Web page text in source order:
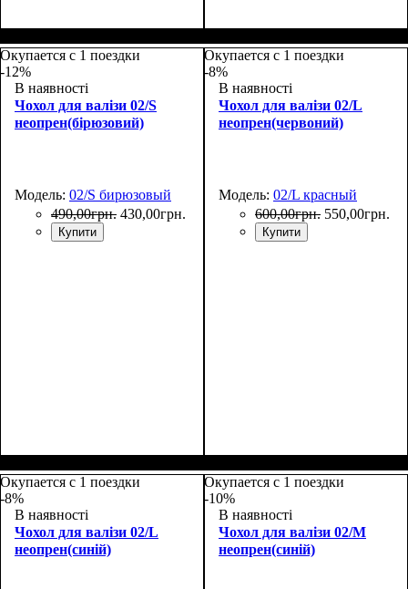
Окупается с 1 поездки
-12%
В наявності
Чохол для валізи 02/S
неопрен(бірюзовий)
Модель: 02/S бирюзовый
490,00грн. 430,00грн.
Купити
Окупается с 1 поездки
-8%
В наявності
Чохол для валізи 02/L
неопрен(червоний)
Модель: 02/L красный
600,00грн. 550,00грн.
Купити
Окупается с 1 поездки
-8%
В наявності
Чохол для валізи 02/L
неопрен(синій)
Окупается с 1 поездки
-10%
В наявності
Чохол для валізи 02/M
неопрен(синій)